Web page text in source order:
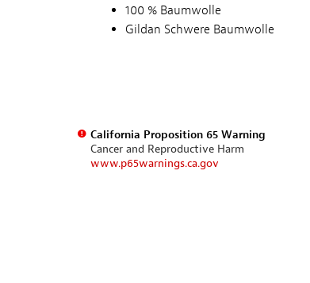
100 % Baumwolle
Gildan Schwere Baumwolle
California Proposition 65 Warning
Cancer and Reproductive Harm
www.p65warnings.ca.gov